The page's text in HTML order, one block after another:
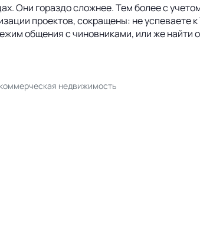
Они гораздо сложнее. Тем более с
проектов, сокращены: не успеваете
общения с чиновниками, или же найти
недвижимость